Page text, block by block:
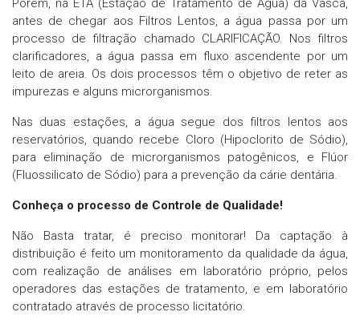
Porém, na ETA (Estação de Tratamento de Água) da Vasca,
antes de chegar aos Filtros Lentos, a água passa por um
processo de filtração chamado CLARIFICAÇÃO. Nos filtros
clarificadores, a água passa em fluxo ascendente por um
leito de areia. Os dois processos têm o objetivo de reter as
impurezas e alguns microrganismos.
Nas duas estações, a água segue dos filtros lentos aos
reservatórios, quando recebe Cloro (Hipoclorito de Sódio),
para eliminação de microrganismos patogênicos, e Flúor
(Fluossilicato de Sódio) para a prevenção da cárie dentária.
Conheça o processo de Controle de Qualidade!
Não Basta tratar, é preciso monitorar! Da captação à
distribuição é feito um monitoramento da qualidade da água,
com realização de análises em laboratório próprio, pelos
operadores das estações de tratamento, e em laboratório
contratado através de processo licitatório.